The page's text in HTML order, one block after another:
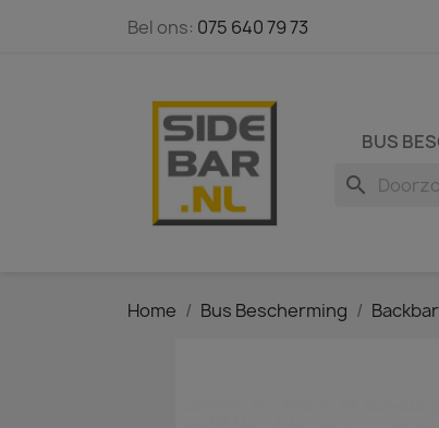
Bel ons: 075 640 79 73
BUS
search
Home Bus Bescherming